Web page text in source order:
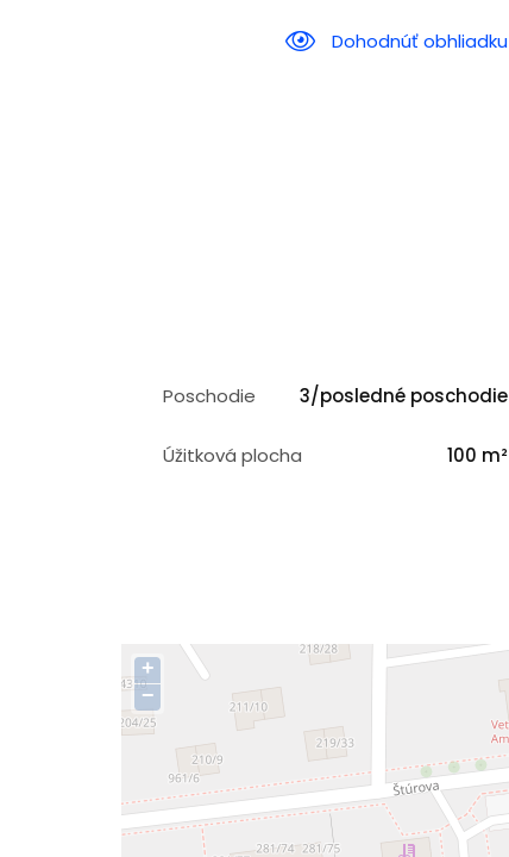
Dohodnúť obhliadku
Poschodie 3/posledné poschodie
Úžitková plocha 100 m²
+
−